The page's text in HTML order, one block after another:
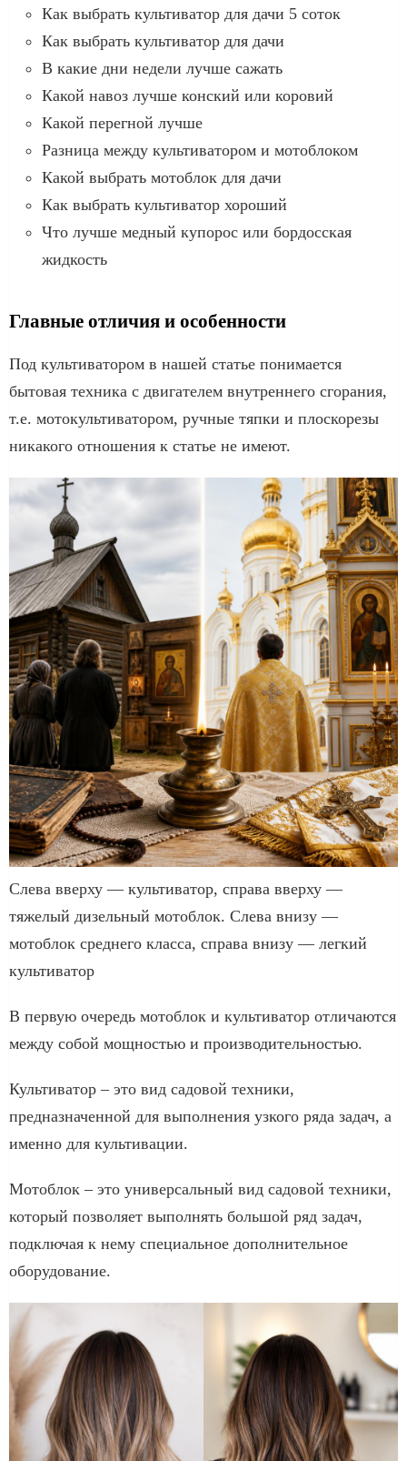
Как выбрать культиватор для дачи 5 соток
Как выбрать культиватор для дачи
В какие дни недели лучше сажать
Какой навоз лучше конский или коровий
Какой перегной лучше
Разница между культиватором и мотоблоком
Какой выбрать мотоблок для дачи
Как выбрать культиватор хороший
Что лучше медный купорос или бордосская
жидкость
Главные отличия и особенности
Под культиватором в нашей статье понимается
бытовая техника с двигателем внутреннего сгорания,
т.е. мотокультиватором, ручные тяпки и плоскорезы
никакого отношения к статье не имеют.
Слева вверху — культиватор, справа вверху —
тяжелый дизельный мотоблок. Слева внизу —
мотоблок среднего класса, справа внизу — легкий
культиватор
В первую очередь мотоблок и культиватор отличаются
между собой мощностью и производительностью.
Культиватор – это вид садовой техники,
предназначенной для выполнения узкого ряда задач, а
именно для культивации.
Мотоблок – это универсальный вид садовой техники,
который позволяет выполнять большой ряд задач,
подключая к нему специальное дополнительное
оборудование.